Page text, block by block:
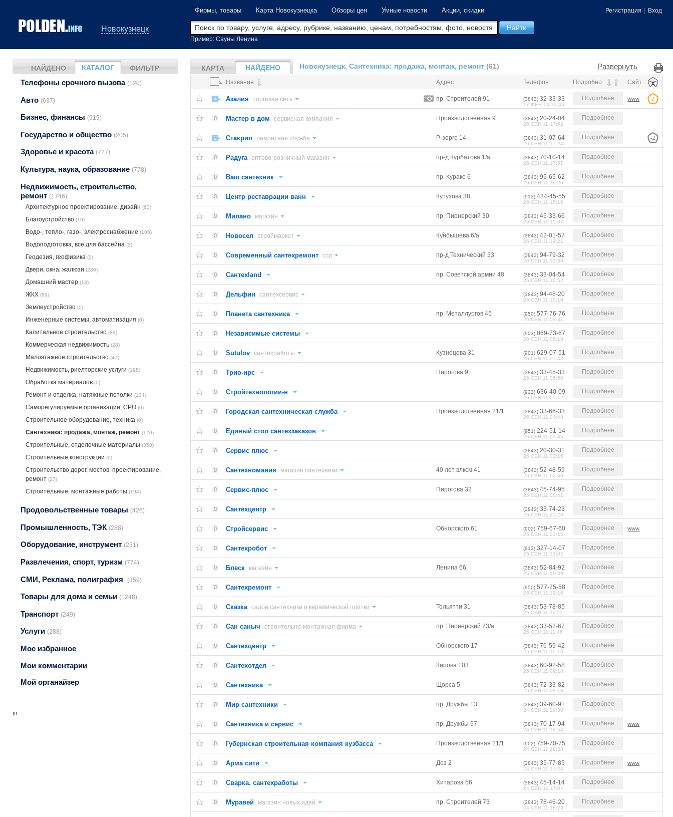
Новокузнецк
Регистрация Вход
Фирмы, товары Карта Новокузнецка Обзоры цен Умные новости Акции, скидки
Пример: Сауны Ленина
НАЙДЕНО КАТАЛОГ ФИЛЬТР
Телефоны срочного вызова (120)
Авто (637)
Бизнес, финансы (919)
Государство и общество (205)
Здоровье и красота (727)
Культура, наука, образование (778)
Недвижимость, строительство,
ремонт (1746)
Архитектурное проектирование, дизайн (63)
Благоустройство (19)
Водо-, тепло-, газо-, электроснабжение (106)
Водоподготовка, все для бассейна (2)
Геодезия, геофизика (0)
Двери, окна, жалюзи (280)
Домашний мастер (13)
ЖКХ (69)
Землеустройство (0)
Инженерные системы, автоматизация (0)
Капитальное строительство (88)
Коммерческая недвижимость (28)
Малоэтажное строительство (47)
Недвижимость, риелторские услуги (198)
Обработка материалов (0)
Ремонт и отделка, натяжные потолки (134)
Саморегулируемые организации, СРО (0)
Строительное оборудование, техника (0)
Сантехника: продажа, монтаж, ремонт (120)
Строительные, отделочные материалы (358)
Строительные конструкции (0)
Строительство дорог, мостов, проектирование,
ремонт (27)
Строительные, монтажные работы (194)
Продовольственные товары (426)
Промышленность, ТЭК (288)
Оборудование, инструмент (251)
Развлечения, спорт, туризм (774)
СМИ, Реклама, полиграфия (359)
Товары для дома и семьи (1248)
Транспорт (249)
Услуги (288)
Мое избранное
Мои комментарии
Мой органайзер
!!!
Развернуть
КАРТА НАЙДЕНО Новокузнецк, Сантехника: продажа, монтаж, ремонт (61)
Название Адрес Телефон Подробно Сайт
4 Азалия торговая сеть пр. Строителей 91 (3843) 32-33-33
17.ФЕВ.14 12:45
Подробнее www 2
0 Мастер в дом сервисная компания Производственная 9 (3843) 20-24-04
26.СЕН.11 17:52
Подробнее
2 Стакрил ремонтная служба Р. зорге 14 (3843) 31-07-64
26.СЕН.11 17:24
Подробнее -2
0 Радуга оптово-розничный магазин пр-д Курбатова 1/а (3843) 70-10-14
26.СЕН.11 17:07
Подробнее
0 Ваш сантехник пр. Курако 6 (3843) 95-65-62
26.СЕН.11 16:26
Подробнее
0 Центр реставрации ванн Кутузова 38 (913) 434-45-55
26.СЕН.11 15:16
Подробнее
0 Милано магазин пр. Пионерский 30 (3843) 45-33-66
26.СЕН.11 15:07
Подробнее
0 Новосел строймаркет Куйбышева 6/а (3843) 42-01-57
26.СЕН.11 14:21
Подробнее
0 Современный сантехремонт сср пр-д Технический 33 (3843) 94-79-32
26.СЕН.11 12:39
Подробнее
0 Сантехland пр. Советской армии 48 (3843) 33-04-54
26.СЕН.11 10:52
Подробнее
0 Дельфин сантехсервис (3843) 94-48-20
26.СЕН.11 10:10
Подробнее
0 Планета сантехника пр. Металлургов 45 (950) 577-76-76
26.СЕН.11 08:37
Подробнее
0 Независимые системы (903) 069-73-67
26.СЕН.11 08:18
Подробнее
0 Sutulov сантехработы Кузнецова 31 (901) 629-07-51
26.СЕН.11 07:43
Подробнее
0 Трио-ирс Пирогова 9 (3843) 33-45-33
26.СЕН.11 05:50
Подробнее
0 Стройтехнологии-н (923) 636-40-09
26.СЕН.11 05:12
Подробнее
0 Городская сантехническая служба Производственная 21/1 (3843) 33-66-33
26.СЕН.11 04:48
Подробнее
0 Единый стол сантехзаказов (951) 224-51-14
26.СЕН.11 03:45
Подробнее
0 Сервис плюс (3843) 20-30-31
26.СЕН.11 03:15
Подробнее
0 Сантехномания магазин сантехники 40 лет влксм 41 (3843) 52-48-59
26.СЕН.11 02:43
Подробнее
0 Сервис-плюс Пирогова 32 (3843) 45-74-95
26.СЕН.11 00:41
Подробнее
0 Сантехцентр (3843) 33-74-23
25.СЕН.11 21:26
Подробнее
0 Стройсервис Обнорского 61 (902) 759-67-60
25.СЕН.11 21:15
Подробнее www
0 Сантехробот (913) 327-14-07
25.СЕН.11 21:02
Подробнее
0 Блеск магазин Ленина 66 (3843) 52-84-92
25.СЕН.11 19:39
Подробнее
0 Сантехремонт (950) 577-25-58
25.СЕН.11 19:16
Подробнее
0 Сказка салон сантехники и керамической плитки Тольятти 31 (3843) 53-78-85
25.СЕН.11 11:51
Подробнее
0 Сан саныч строительно-монтажная фирма пр. Пионерский 23/а (3843) 33-52-67
25.СЕН.11 11:46
Подробнее
0 Сантехцентр Обнорского 17 (3843) 76-59-42
25.СЕН.11 10:13
Подробнее
0 Сантехотдел Кирова 103 (3843) 60-92-58
25.СЕН.11 09:18
Подробнее
0 Сантехника Щорса 5 (3843) 72-33-82
25.СЕН.11 08:18
Подробнее
0 Мир сантехники пр. Дружбы 13 (3843) 39-60-91
24.СЕН.11 20:30
Подробнее
0 Сантехника и сервис пр. Дружбы 57 (3843) 70-17-94
24.СЕН.11 18:54
Подробнее www
0 Губернская строительная компания кузбасса Производственная 21/1 (902) 759-70-75
24.СЕН.11 18:28
Подробнее
0 Арма сити Доз 2 (3843) 35-77-85
24.СЕН.11 17:24
Подробнее www
0 Сварка. сантехработы Хитарова 56 (3843) 45-14-14
24.СЕН.11 17:04
Подробнее
0 Муравей магазин новых идей пр. Строителей 73 (3843) 78-46-20
24.СЕН.11 16:23
Подробнее